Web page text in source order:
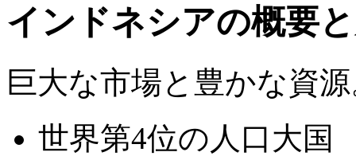
インドネシアの概要
巨大な市場と豊かな資
世界第4位の人口大国